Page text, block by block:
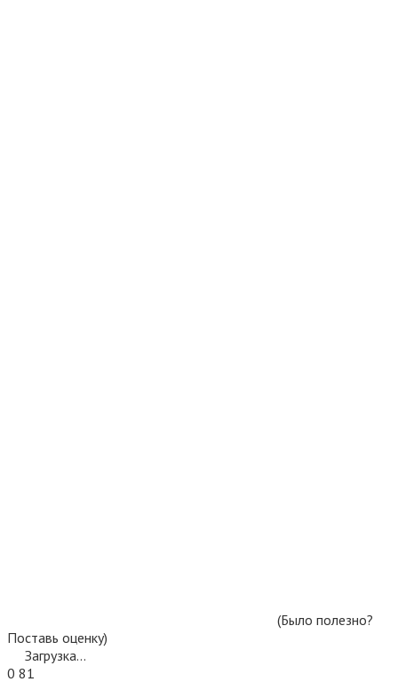
(Было полезно?
Поставь оценку)
Загрузка...
0 81